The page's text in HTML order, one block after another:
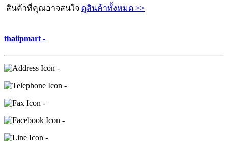
สินค้าที่คุณอาจสนใจ ดูสินค้าทั้งหมด >>
thaiipmart -
-
-
-
-
-